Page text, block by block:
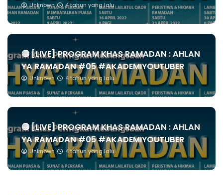
Unknown 4 tahun yang lalu
🔴 [LIVE] PROGRAM KHAS RAMADAN : AHLAN
YA RAMADAN #05 #AKADEMIYOUTUBER
Unknown 4 tahun yang lalu
🔴 [LIVE] PROGRAM KHAS RAMADAN : AHLAN
YA RAMADAN #05 #AKADEMIYOUTUBER
Unknown 4 tahun yang lalu